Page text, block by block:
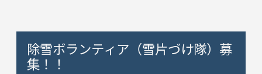
除雪ボランティア（雪片づけ隊）募
集！！